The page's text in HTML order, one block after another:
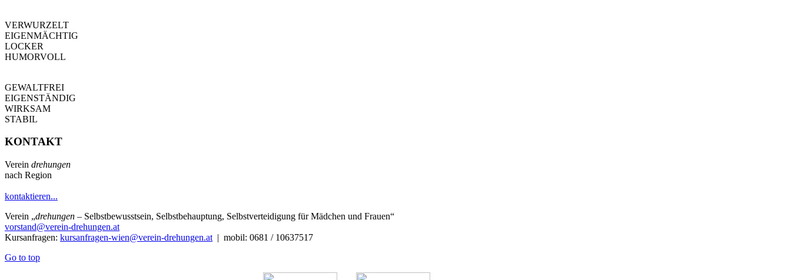
VERWURZELT
EIGENMÄCHTIG
LOCKER
HUMORVOLL
GEWALTFREI
EIGENSTÄNDIG
WIRKSAM
STABIL
KONTAKT
Verein drehungen
nach Region
kontaktieren...
Verein „drehungen – Selbstbewusstsein, Selbstbehauptung, Selbstverteidigung für Mädchen und Frauen“
vorstand@verein-drehungen.at
Kursanfragen: kursanfragen-wien@verein-drehungen.at | mobil: 0681 / 10637517
Go to top